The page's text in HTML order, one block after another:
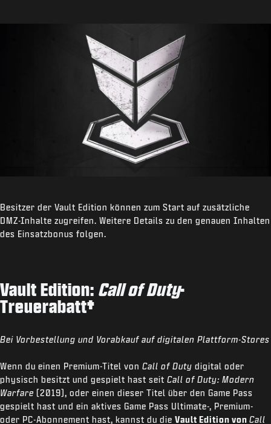
Besitzer der Vault Edition können zum Start auf zusätzliche
DMZ-Inhalte zugreifen. Weitere Details zu den genauen Inhalten
des Einsatzbonus folgen.
Vault Edition: Call of Duty-
Treuerabatt†
Bei Vorbestellung und Vorabkauf auf digitalen Plattform-Stores
Wenn du einen Premium-Titel von Call of Duty digital oder
physisch besitzt und gespielt hast seit Call of Duty: Modern
Warfare (2019), oder einen dieser Titel über den Game Pass
gespielt hast und ein aktives Game Pass Ultimate-, Premium-
oder PC-Abonnement hast, kannst du die Vault Edition von Call